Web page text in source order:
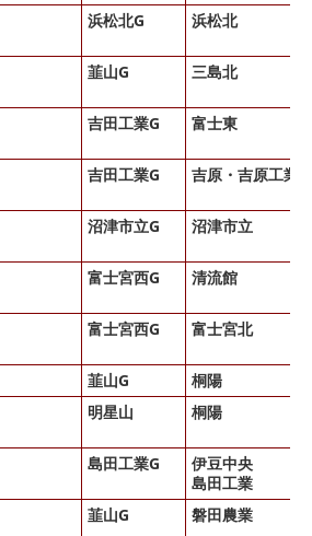
浜松北G 浜松北
韮山G 三島北
吉田工業G 富士東
吉田工業G 吉原・吉原工業
沼津市立G 沼津市立
富士宮西G 清流館
富士宮西G 富士宮北
韮山G
桐陽
明星山 桐陽
島田工業G
伊豆中央
島田工業
韮山G 磐田農業